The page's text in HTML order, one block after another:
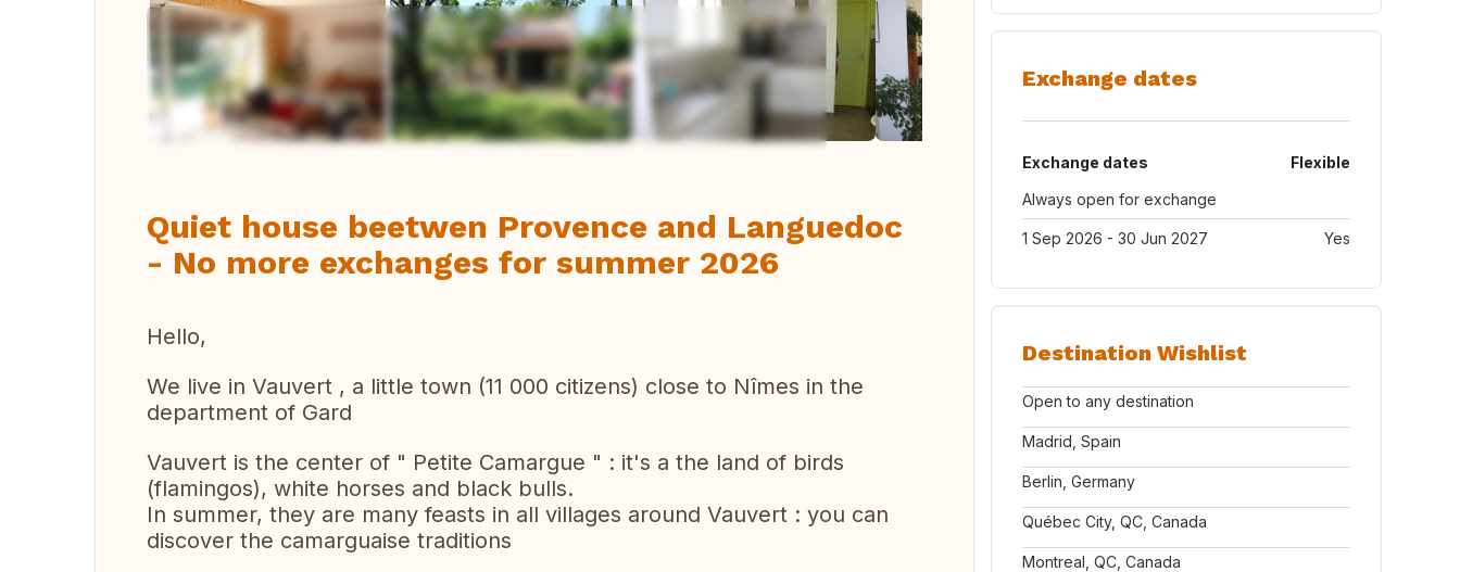
View all photos
Quiet house beetwen Provence and Languedoc
- No more exchanges for summer 2026
Hello,
We live in Vauvert , a little town (11 000 citizens) close to Nîmes in the
department of Gard
Vauvert is the center of " Petite Camargue " : it's a the land of birds
(flamingos), white horses and black bulls.
In summer, they are many feasts in all villages around Vauvert : you can
discover the camarguaise traditions
Exchange dates
Exchange dates
Flexible
Always open for exchange
1 Sep 2026 - 30 Jun 2027 Yes
Destination Wishlist
Open to any destination
Madrid, Spain
Berlin, Germany
Québec City, QC, Canada
Montreal, QC, Canada